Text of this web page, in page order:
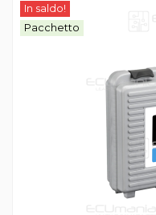
In saldo!
Pacchetto